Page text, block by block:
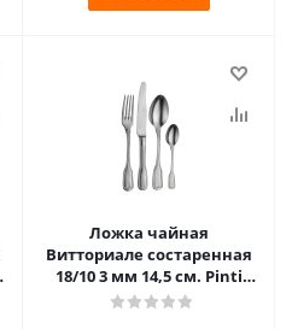
Ложка чайная
Витториале состаренная
18/10 3 мм 14,5 см. Pinti
/12/